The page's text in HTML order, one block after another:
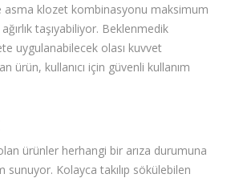
asma klozet kombinasyonu maksimum
taşıyabiliyor. Beklenmedik
uygulanabilecek olası kuvvet
ürün, kullanıcı için güvenli kullanım
ürünler herhangi bir arıza durumuna
sunuyor. Kolayca takılıp sökülebilen